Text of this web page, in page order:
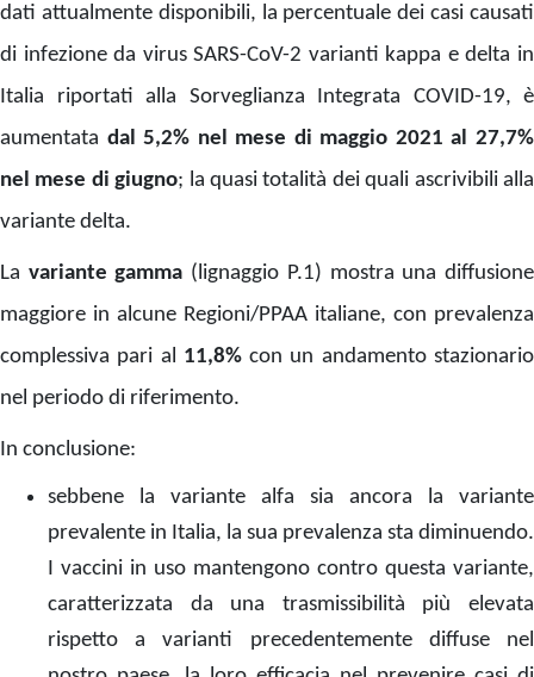
dati attualmente disponibili, la percentuale dei casi causati
di infezione da virus SARS-CoV-2 varianti kappa e delta in
Italia riportati alla Sorveglianza Integrata COVID-19, è
aumentata dal 5,2% nel mese di maggio 2021 al 27,7%
nel mese di giugno; la quasi totalità dei quali ascrivibili alla
variante delta.
La variante gamma (lignaggio P.1) mostra una diffusione
maggiore in alcune Regioni/PPAA italiane, con prevalenza
complessiva pari al 11,8%con un andamento stazionario
nel periodo di riferimento.
In conclusione:
sebbene la variante alfa sia ancora la variante
prevalente in Italia, la sua prevalenza sta diminuendo.
I vaccini in uso mantengono contro questa variante,
caratterizzata da una trasmissibilità più elevata
rispetto a varianti precedentemente diffuse nel